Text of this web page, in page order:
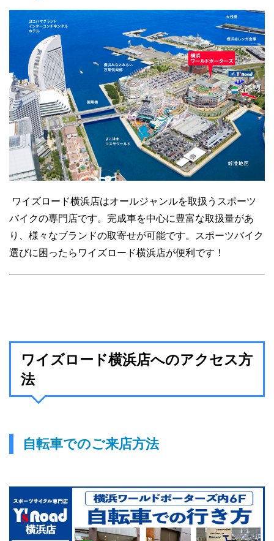
ワイズロード横浜店はオールジャンルを取扱うスポーツ
バイクの専門店です。完成車を中心に豊富な取扱量があ
り、様々なブランドの取寄せが可能です。スポーツバイク
選びに困ったらワイズロード横浜店が便利です！
ワイズロード横浜店へのアクセス方
法
自転車でのご来店方法